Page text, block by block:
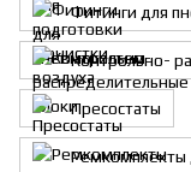
Фитинги для
Контрольно-
Пресостаты
Ремкомплекты